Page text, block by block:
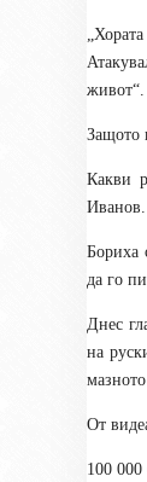
живот“.
Защото
Какви
Иванов.
Бориха
да го
Днес
на
От
100